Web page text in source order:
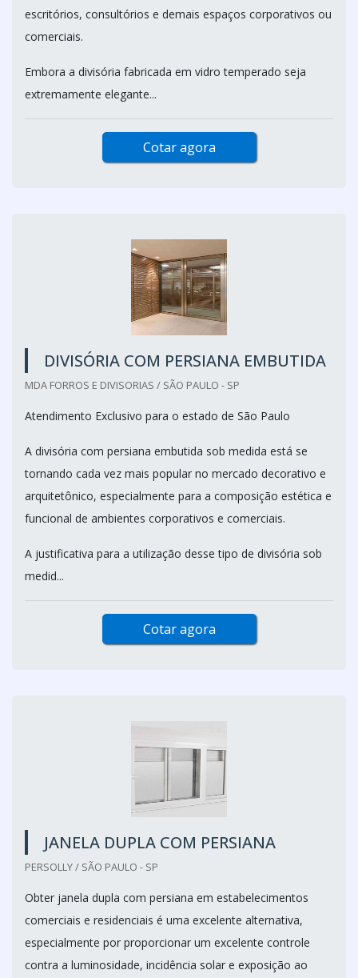
escritórios, consultórios e demais espaços corporativos ou
comerciais.
Embora a divisória fabricada em vidro temperado seja
extremamente elegante...
Cotar agora
DIVISÓRIA COM PERSIANA EMBUTIDA
MDA FORROS E DIVISORIAS / SÃO PAULO - SP
Atendimento Exclusivo para o estado de São Paulo
A divisória com persiana embutida sob medida está se
tornando cada vez mais popular no mercado decorativo e
arquitetônico, especialmente para a composição estética e
funcional de ambientes corporativos e comerciais.
A justificativa para a utilização desse tipo de divisória sob
medid...
Cotar agora
JANELA DUPLA COM PERSIANA
PERSOLLY / SÃO PAULO - SP
Obter janela dupla com persiana em estabelecimentos
comerciais e residenciais é uma excelente alternativa,
especialmente por proporcionar um excelente controle
contra a luminosidade, incidência solar e exposição ao